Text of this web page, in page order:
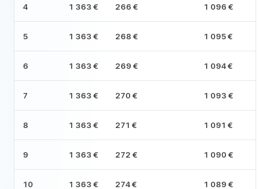
4 1 363 € 266 € 1 096 €
5 1 363 € 268 € 1 095 €
6 1 363 € 269 € 1 094 €
7 1 363 € 270 € 1 093 €
8 1 363 € 271 € 1 091 €
9 1 363 € 272 € 1 090 €
10 1 363 € 274 € 1 089 €